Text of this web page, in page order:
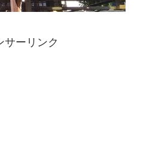
サーリンク